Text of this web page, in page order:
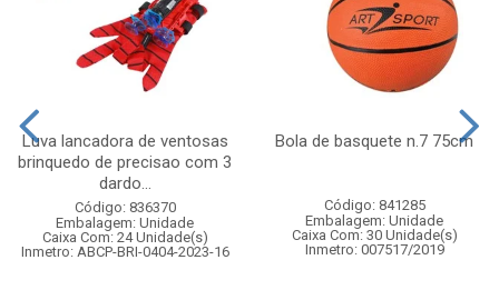
Luva lancadora de ventosas
brinquedo de precisao com 3
dardo...
Código: 836370
Embalagem: Unidade
Caixa Com: 24 Unidade(s)
Inmetro: ABCP-BRI-0404-2023-16
Bola de basquete n.7 75cm
Código: 841285
Embalagem: Unidade
Caixa Com: 30 Unidade(s)
Inmetro: 007517/2019